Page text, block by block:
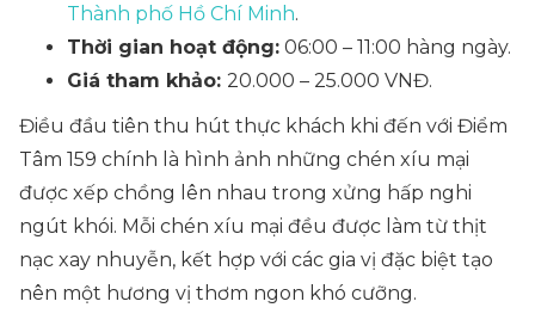
Thành phố Hồ Chí Minh.
Thời gian hoạt động: 06:00 – 11:00 hàng ngày.
Giá tham khảo: 20.000 – 25.000 VNĐ.
Điều đầu tiên thu hút thực khách khi đến với Điểm
Tâm 159 chính là hình ảnh những chén xíu mại
được xếp chồng lên nhau trong xửng hấp nghi
ngút khói. Mỗi chén xíu mại đều được làm từ thịt
nạc xay nhuyễn, kết hợp với các gia vị đặc biệt tạo
nên một hương vị thơm ngon khó cưỡng.